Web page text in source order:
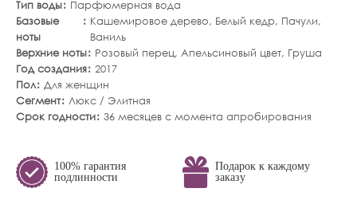
Тип воды
Парфюмерная вода
Базовые
ноты
Кашемировое дерево, Белый кедр, Пачули,
Ваниль
Верхние ноты
Розовый перец, Апельсиновый цвет, Груша
Год создания 2017
Пол Для женщин
Сегмент Люкс / Элитная
Срок годности 36 месяцев с момента апробирования
100% гарантия
подлинности
Подарок к каждому
заказу